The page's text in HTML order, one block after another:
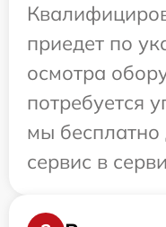
приедет по
осмотра
потребуется
мы бесплатно
сервис в